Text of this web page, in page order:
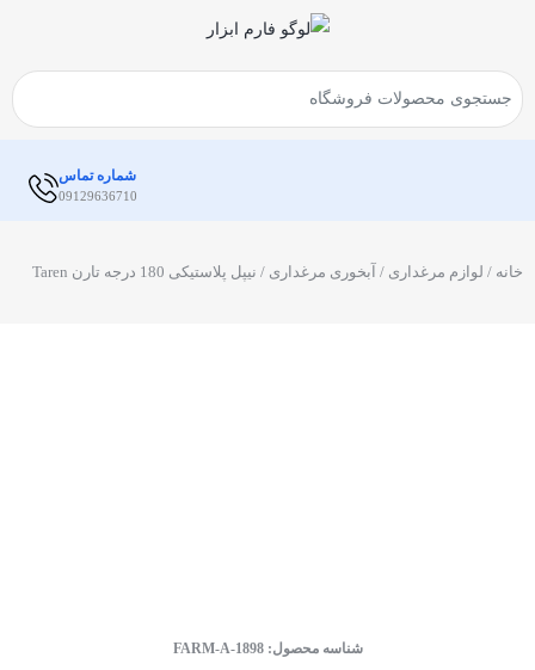
شماره تماس
09129636710
خانه / لوازم مرغداری / آبخوری مرغداری / نیپل پلاستیکی 180 درجه تارن Taren
شناسه محصول:FARM-A-1898